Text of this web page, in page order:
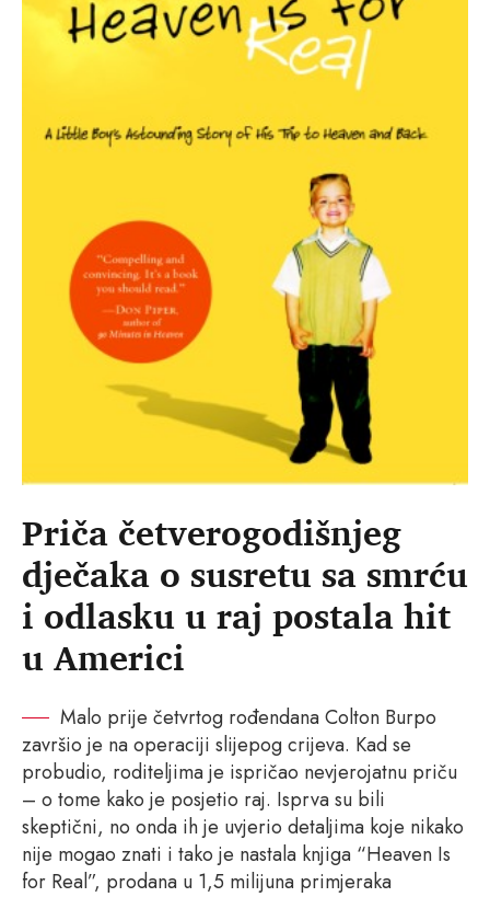
Priča četverogodišnjeg
dječaka o susretu sa smrću
i odlasku u raj postala hit
u Americi
Malo prije četvrtog rođendana Colton Burpo
završio je na operaciji slijepog crijeva. Kad se
probudio, roditeljima je ispričao nevjerojatnu priču
– o tome kako je posjetio raj. Isprva su bili
skeptični, no onda ih je uvjerio detaljima koje nikako
nije mogao znati i tako je nastala knjiga “Heaven Is
for Real”, prodana u 1,5 milijuna primjeraka